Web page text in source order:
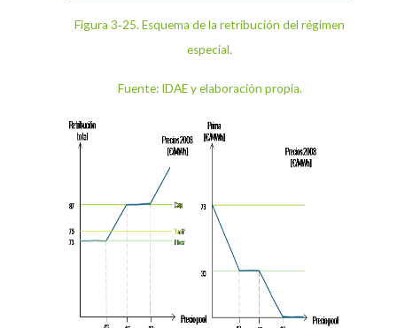
Figura 3‑25. Esquema de la retribución del régimen
especial.
Fuente: IDAE y elaboración propia.